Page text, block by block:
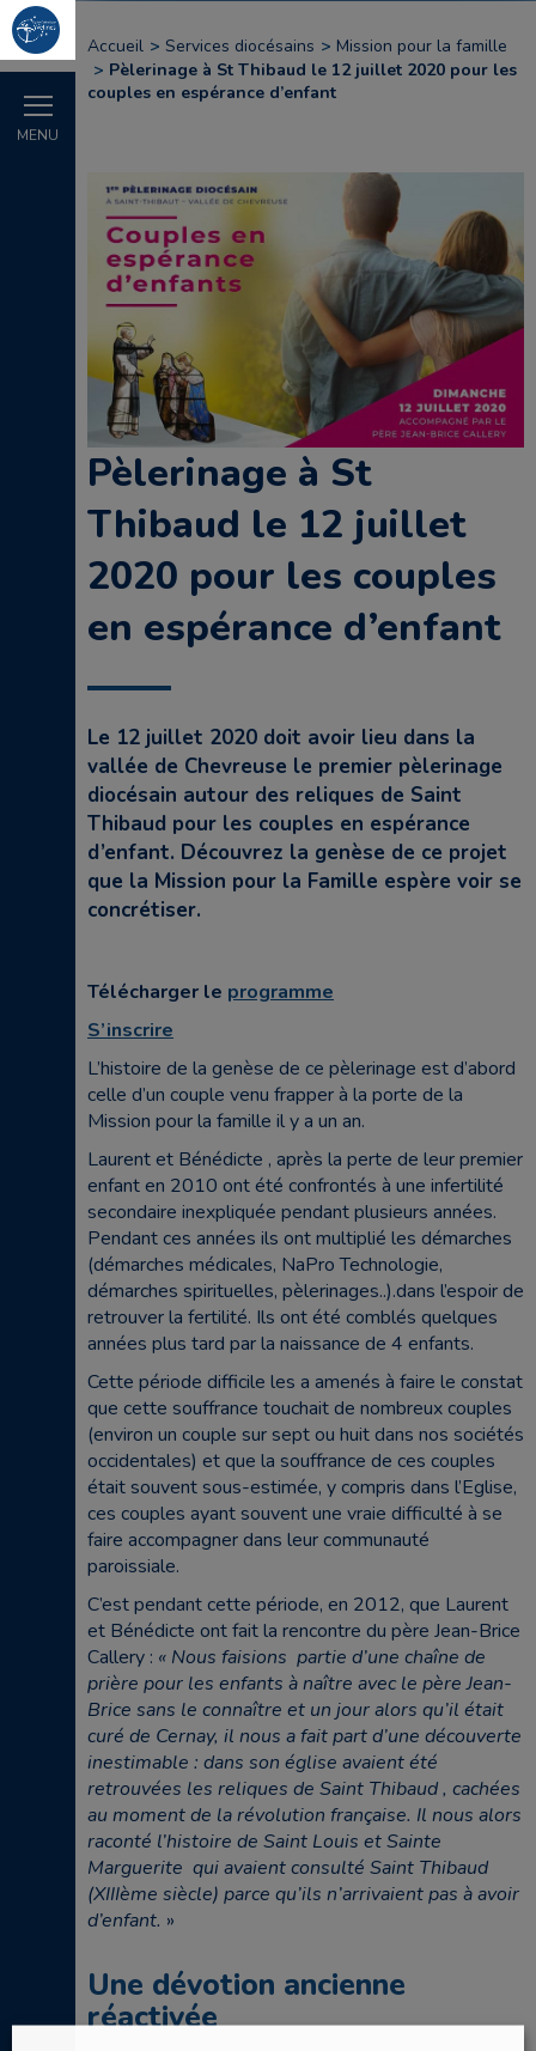
MENU
Accueil Services diocésains
Mission pour la famille
Pèlerinage à St Thibaud le 12 juillet 2020 pour les
couples en espérance d’enfant
Pèlerinage à St
Thibaud le 12 juillet
2020 pour les couples
en espérance d’enfant
Le 12 juillet 2020 doit avoir lieu dans la
vallée de Chevreuse le premier pèlerinage
diocésain autour des reliques de Saint
Thibaud pour les couples en espérance
d’enfant. Découvrez la genèse de ce projet
que la Mission pour la Famille espère voir se
concrétiser.
Télécharger le programme
S’inscrire
L’histoire de la genèse de ce pèlerinage est d’abord
celle d’un couple venu frapper à la porte de la
Mission pour la famille il y a un an.
Laurent et Bénédicte , après la perte de leur premier
enfant en 2010 ont été confrontés à une infertilité
secondaire inexpliquée pendant plusieurs années.
Pendant ces années ils ont multiplié les démarches
(démarches médicales, NaPro Technologie,
démarches spirituelles, pèlerinages..).dans l’espoir de
retrouver la fertilité. Ils ont été comblés quelques
années plus tard par la naissance de 4 enfants.
Cette période difficile les a amenés à faire le constat
que cette souffrance touchait de nombreux couples
(environ un couple sur sept ou huit dans nos sociétés
occidentales) et que la souffrance de ces couples
était souvent sous-estimée, y compris dans l’Eglise,
ces couples ayant souvent une vraie difficulté à se
faire accompagner dans leur communauté
paroissiale.
C’est pendant cette période, en 2012, que Laurent
et Bénédicte ont fait la rencontre du père Jean-Brice
Callery : « Nous faisions partie d’une chaîne de
prière pour les enfants à naître avec le père Jean-
Brice sans le connaître et un jour alors qu’il était
curé de Cernay, il nous a fait part d’une découverte
inestimable : dans son église avaient été
retrouvées les reliques de Saint Thibaud , cachées
au moment de la révolution française. Il nous alors
raconté l’histoire de Saint Louis et Sainte
Marguerite qui avaient consulté Saint Thibaud
(XIIIème siècle) parce qu’ils n’arrivaient pas à avoir
d’enfant. »
Une dévotion ancienne
réactivée